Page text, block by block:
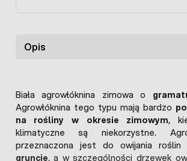
Opis
Biała agrowłóknina zimowa o
Agrowłóknina tego typu mają bardzo
na rośliny w okresie zimowym,
klimatyczne są niekorzystne.
przeznaczona jest do owijania roślin
gruncie, a w szczególności drzewek